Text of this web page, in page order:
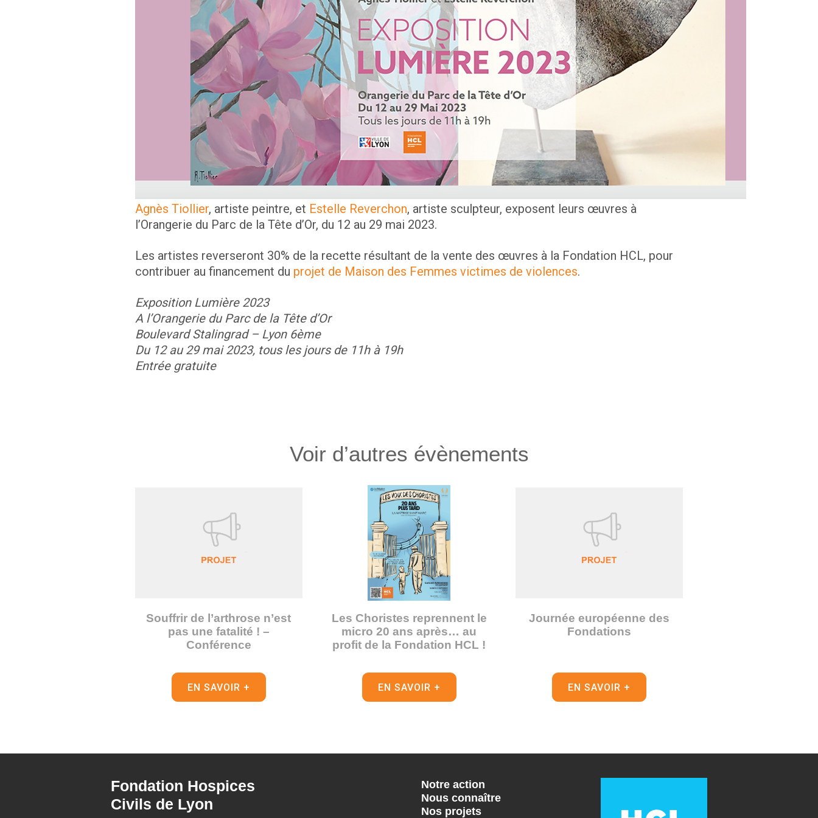
Agnès Tiollier, artiste peintre, et Estelle Reverchon, artiste sculpteur, exposent leurs œuvres à
l’Orangerie du Parc de la Tête d’Or, du 12 au 29 mai 2023.
Les artistes reverseront 30% de la recette résultant de la vente des œuvres à la Fondation HCL, pour
contribuer au financement du projet de Maison des Femmes victimes de violences.
Exposition Lumière 2023
A l’Orangerie du Parc de la Tête d’Or
Boulevard Stalingrad – Lyon 6ème
Du 12 au 29 mai 2023, tous les jours de 11h à 19h
Entrée gratuite
Voir d’autres évènements
Souffrir de l’arthrose n’est
pas une fatalité ! –
Conférence
EN SAVOIR +
Les Choristes reprennent le
micro 20 ans après… au
profit de la Fondation HCL !
EN SAVOIR +
Journée européenne des
Fondations
EN SAVOIR +
Fondation Hospices
Civils de Lyon
Notre action
Nous connaître
Nos projets